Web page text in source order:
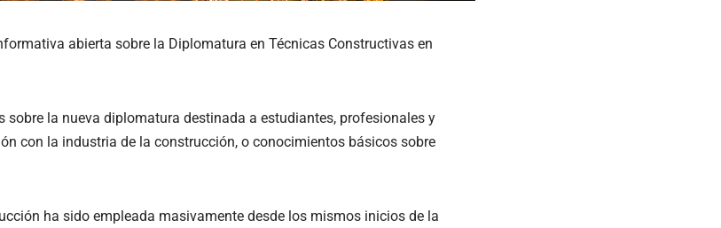
abierta sobre la Diplomatura en Técnicas Constructivas en
sobre la nueva diplomatura destinada a estudiantes, profesionales y
con la industria de la construcción, o conocimientos básicos sobre
ha sido empleada masivamente desde los mismos inicios de la